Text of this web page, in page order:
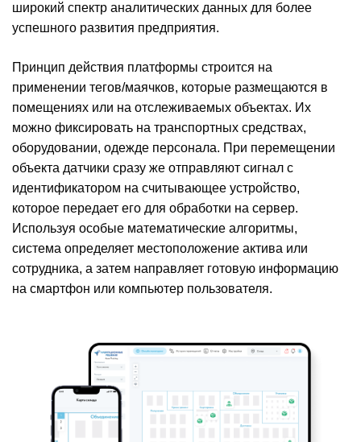
широкий спектр аналитических данных для более
успешного развития предприятия.
Принцип действия платформы строится на
применении тегов/маячков, которые размещаются в
помещениях или на отслеживаемых объектах. Их
можно фиксировать на транспортных средствах,
оборудовании, одежде персонала. При перемещении
объекта датчики сразу же отправляют сигнал с
идентификатором на считывающее устройство,
которое передает его для обработки на сервер.
Используя особые математические алгоритмы,
система определяет местоположение актива или
сотрудника, а затем направляет готовую информацию
на смартфон или компьютер пользователя.